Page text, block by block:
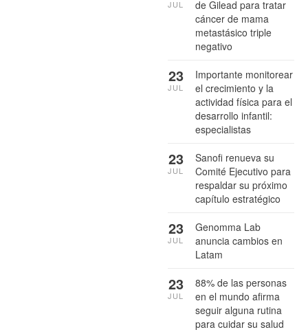
de Gilead para tratar
cáncer de mama
metastásico triple
negativo
JUL
Importante monitorear
el crecimiento y la
actividad física para el
desarrollo infantil:
especialistas
23
JUL
Sanofi renueva su
Comité Ejecutivo para
respaldar su próximo
capítulo estratégico
23
JUL
Genomma Lab
anuncia cambios en
Latam
23
JUL
88% de las personas
en el mundo afirma
seguir alguna rutina
para cuidar su salud
23
JUL